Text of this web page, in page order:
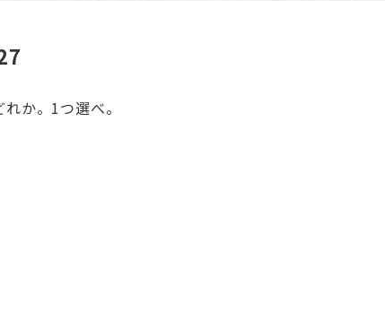
か。1つ選べ。